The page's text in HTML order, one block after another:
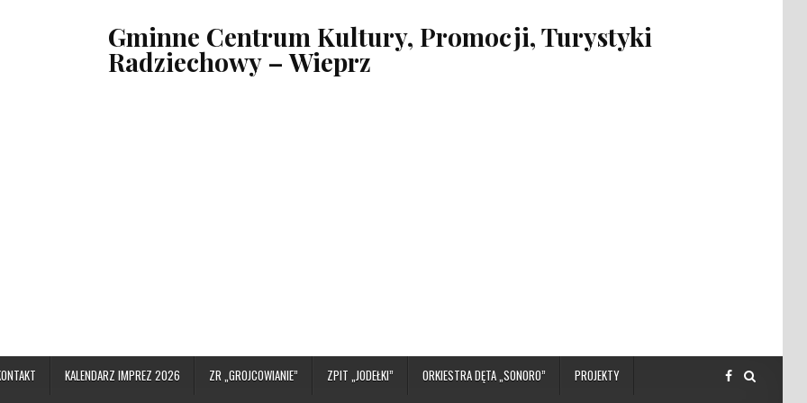
Gminne Centrum Kultury, Promocji, Turystyki
Radziechowy – Wieprz
KALENDARZ IMPREZ 2026 ZR „GROJCOWIANIE” ZPIT „JODEŁKI” ORKIESTRA DĘTA „SONORO” PROJEKTY